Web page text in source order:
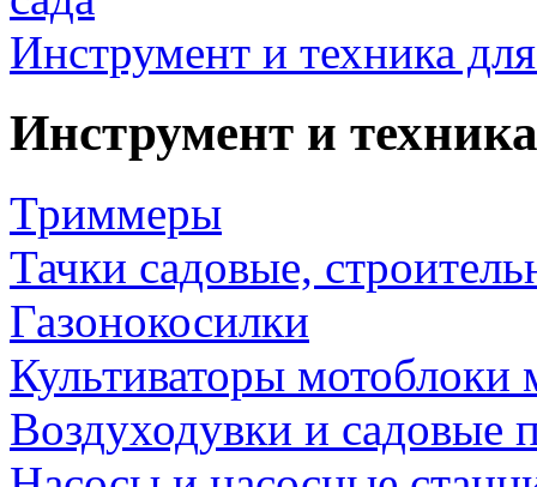
Инструмент и техника
Инструмент и
Триммеры
Тачки садовые,
Газонокосилки
Культиваторы мотоблоки
Воздуходувки и садовые